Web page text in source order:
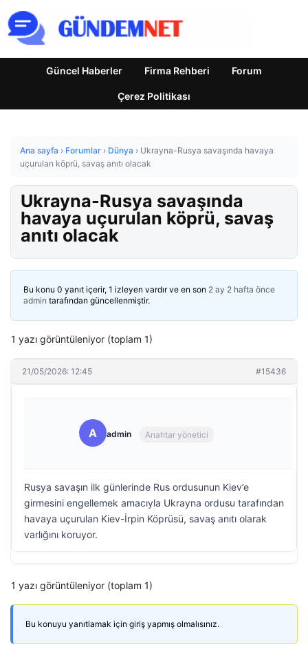
Güncel Haberler Firma Rehberi Forum
Çerez Politikası
Ana sayfa › Forumlar › Dünya › Ukrayna-Rusya savaşında havaya
uçurulan köprü, savaş anıtı olacak
Ukrayna-Rusya savaşında
havaya uçurulan köprü, savaş
anıtı olacak
Bu konu 0 yanıt içerir, 1 izleyen vardır ve en son 2 ay 2 hafta önce
admin tarafından güncellenmiştir.
1 yazı görüntüleniyor (toplam 1)
21/05/2026: 12:45 #15436
A admin Anahtar yönetici
Rusya savaşın ilk günlerinde Rus ordusunun Kiev’e
girmesini engellemek amacıyla Ukrayna ordusu tarafından
havaya uçurulan Kiev-İrpin Köprüsü, savaş anıtı olarak
varlığını koruyor.
1 yazı görüntüleniyor (toplam 1)
Bu konuyu yanıtlamak için giriş yapmış olmalısınız.